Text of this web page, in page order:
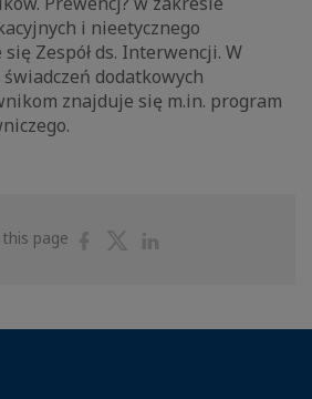
i nieetycznego
Zespół ds. Interwencji. W
dodatkowych
znajduje się m.in. program
page
ShareShare